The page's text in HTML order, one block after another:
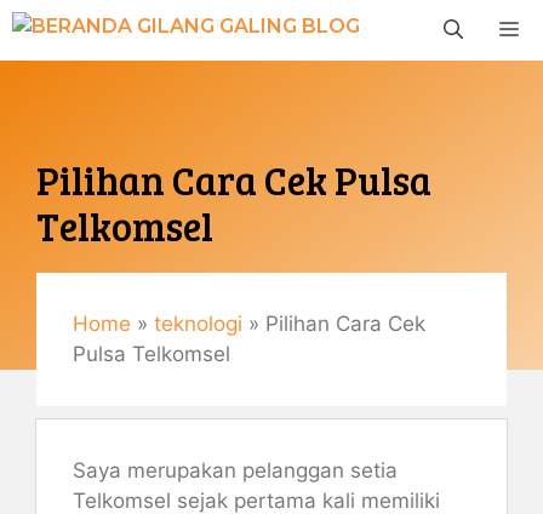
Langsung
Pilihan Cara Cek Pulsa
Telkomsel
Gemaulani
Home » teknologi » Pilihan Cara Cek
Pulsa Telkomsel
Saya merupakan pelanggan setia
Telkomsel sejak pertama kali memiliki